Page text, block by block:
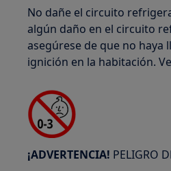
No dañe el circuito
algún daño en el circuito
asegúrese de que no haya
ignición en la habitación.
¡ADVERTENCIA! PELIGRO